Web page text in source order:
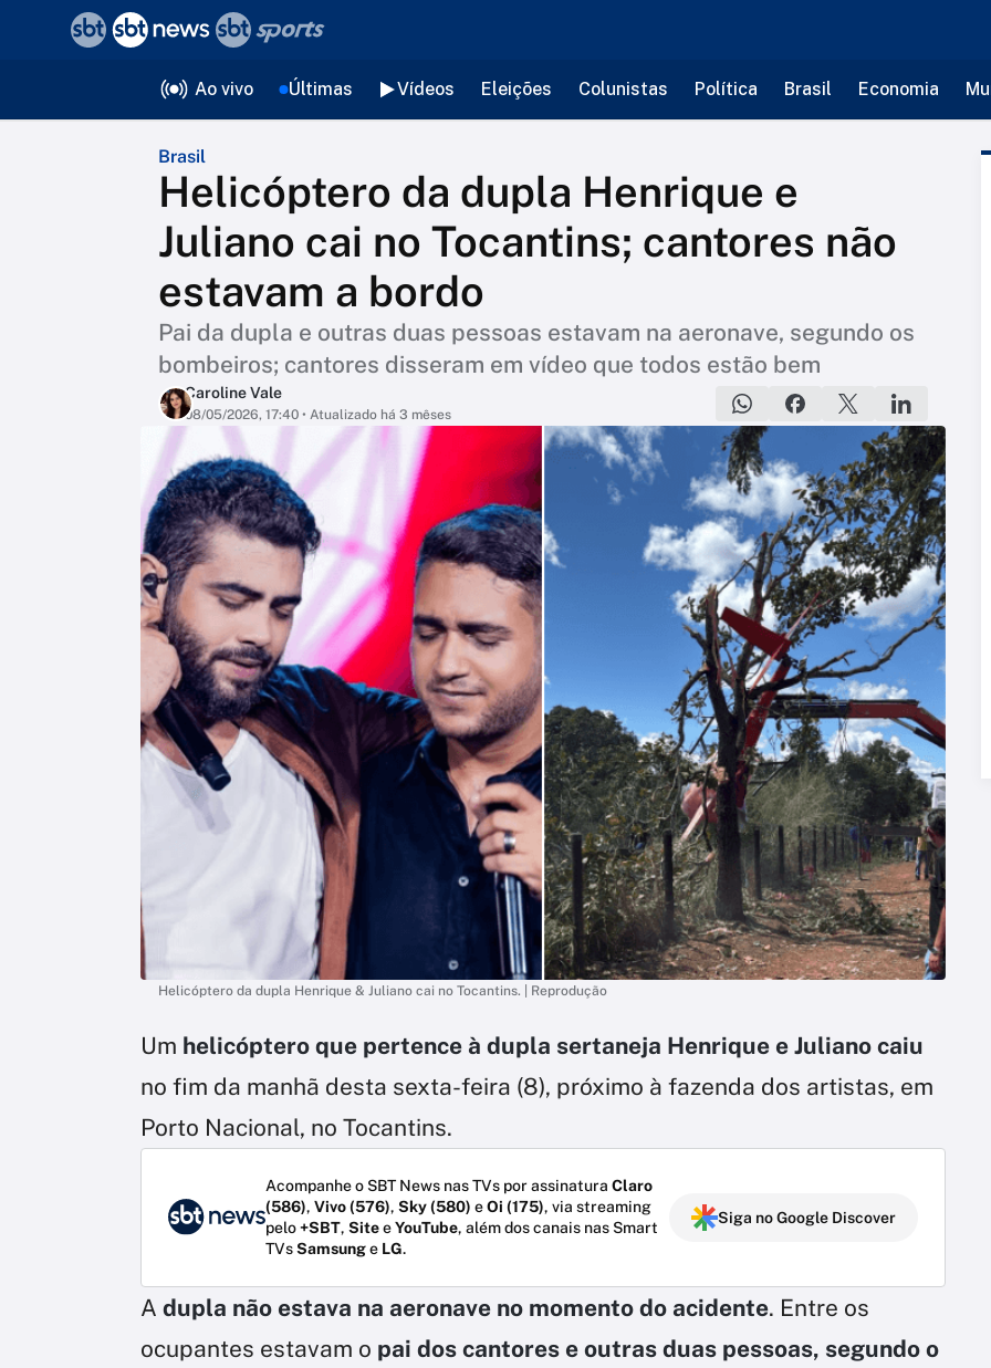
Ao vivo Últimas Vídeos Eleições Colunistas Política Brasil Economia
Brasil
Helicóptero da dupla Henrique e
Juliano cai no Tocantins; cantores não
estavam a bordo
Pai da dupla e outras duas pessoas estavam na aeronave, segundo os
bombeiros; cantores disseram em vídeo que todos estão bem
Caroline Vale
08/05/2026, 17:40 • Atualizado há 3 mêses
Helicóptero da dupla Henrique & Juliano cai no Tocantins. | Reprodução
Um helicóptero que pertence à dupla sertaneja Henrique e Juliano caiu
no fim da manhã desta sexta-feira (8), próximo à fazenda dos artistas, em
Porto Nacional, no Tocantins.
Acompanhe o SBT News nas TVs por assinatura Claro
(586), Vivo (576), Sky (580) eOi (175), via streaming
pelo+SBT, SiteeYouTube, além dos canais nas Smart
TVsSamsunge LG.
Siga no Google Discover
A dupla não estava na aeronave no momento do acidente. Entre os
ocupantes estavam o pai dos cantores e outras duas pessoas, segundo o
voltar
Editorias